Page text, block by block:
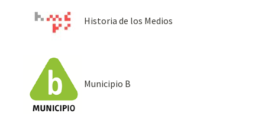
Historia de los Medios
Municipio B